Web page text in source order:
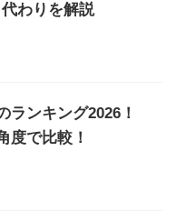
わりを解説
ランキング2026！
度で比較！